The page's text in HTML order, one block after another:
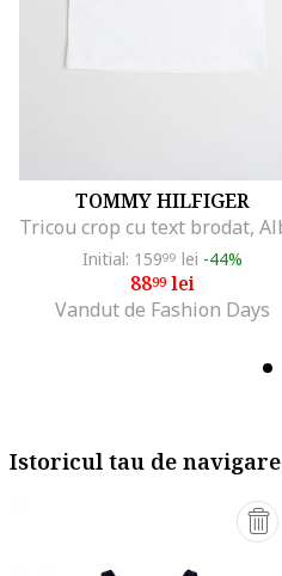
TOMMY HILFIGER
Initial: 15999 lei -44%
8899lei
Vandut de Fashion Days
Istoricul tau de navigare